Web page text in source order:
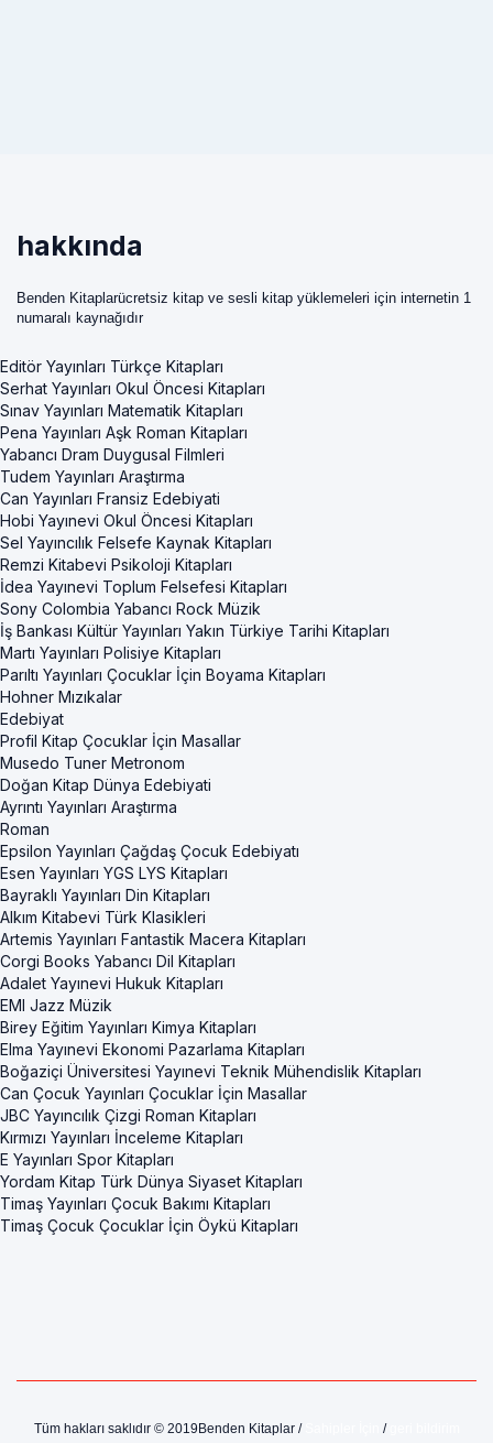
hakkında
Benden Kitaplarücretsiz kitap ve sesli kitap yüklemeleri için internetin 1
numaralı kaynağıdır
Editör Yayınları Türkçe Kitapları
Serhat Yayınları Okul Öncesi Kitapları
Sınav Yayınları Matematik Kitapları
Pena Yayınları Aşk Roman Kitapları
Yabancı Dram Duygusal Filmleri
Tudem Yayınları Araştırma
Can Yayınları Fransiz Edebiyati
Hobi Yayınevi Okul Öncesi Kitapları
Sel Yayıncılık Felsefe Kaynak Kitapları
Remzi Kitabevi Psikoloji Kitapları
İdea Yayınevi Toplum Felsefesi Kitapları
Sony Colombia Yabancı Rock Müzik
İş Bankası Kültür Yayınları Yakın Türkiye Tarihi Kitapları
Martı Yayınları Polisiye Kitapları
Parıltı Yayınları Çocuklar İçin Boyama Kitapları
Hohner Mızıkalar
Edebiyat
Profil Kitap Çocuklar İçin Masallar
Musedo Tuner Metronom
Doğan Kitap Dünya Edebiyati
Ayrıntı Yayınları Araştırma
Roman
Epsilon Yayınları Çağdaş Çocuk Edebiyatı
Esen Yayınları YGS LYS Kitapları
Bayraklı Yayınları Din Kitapları
Alkım Kitabevi Türk Klasikleri
Artemis Yayınları Fantastik Macera Kitapları
Corgi Books Yabancı Dil Kitapları
Adalet Yayınevi Hukuk Kitapları
EMI Jazz Müzik
Birey Eğitim Yayınları Kimya Kitapları
Elma Yayınevi Ekonomi Pazarlama Kitapları
Boğaziçi Üniversitesi Yayınevi Teknik Mühendislik Kitapları
Can Çocuk Yayınları Çocuklar İçin Masallar
JBC Yayıncılık Çizgi Roman Kitapları
Kırmızı Yayınları İnceleme Kitapları
E Yayınları Spor Kitapları
Yordam Kitap Türk Dünya Siyaset Kitapları
Timaş Yayınları Çocuk Bakımı Kitapları
Timaş Çocuk Çocuklar İçin Öykü Kitapları
Tüm hakları saklıdır © 2019Benden Kitaplar / /